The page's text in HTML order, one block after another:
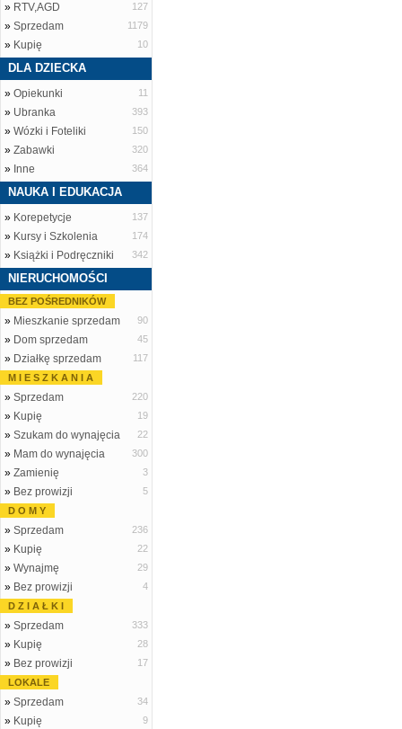
» RTV,AGD 127
» Sprzedam 1179
» Kupię 10
DLA DZIECKA
» Opiekunki 11
» Ubranka 393
» Wózki i Foteliki 150
» Zabawki 320
» Inne 364
NAUKA I EDUKACJA
» Korepetycje 137
» Kursy i Szkolenia 174
» Książki i Podręczniki 342
NIERUCHOMOŚCI
BEZ POŚREDNIKÓW
» Mieszkanie sprzedam 90
» Dom sprzedam 45
» Działkę sprzedam
117
M I E S Z K A N I A
» Sprzedam 220
» Kupię 19
» Szukam do wynajęcia 22
» Mam do wynajęcia 300
» Zamienię 3
» Bez prowizji
5
D O M Y
» Sprzedam 236
» Kupię 22
» Wynajmę 29
» Bez prowizji
4
D Z I A Ł K I
» Sprzedam 333
» Kupię 28
» Bez prowizji
17
LOKALE
» Sprzedam 34
» Kupię 9